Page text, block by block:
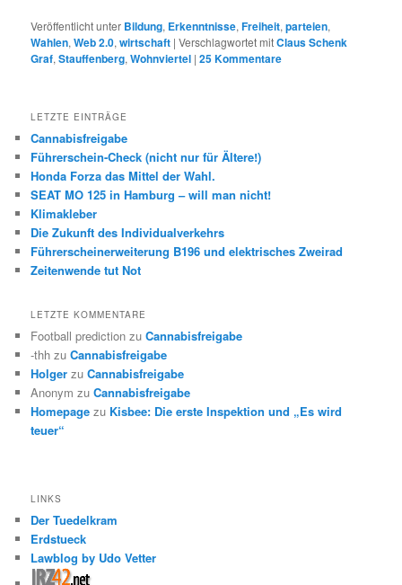
Veröffentlicht unter Bildung, Erkenntnisse,Freiheit,parteien,
Wahlen,Web 2.0,wirtschaft |Verschlagwortet mitClaus Schenk
Graf,Stauffenberg,Wohnviertel |25Kommentare
LETZTE EINTRÄGE
Cannabisfreigabe
Führerschein-Check (nicht nur für Ältere!)
Honda Forza das Mittel der Wahl.
SEAT MO 125 in Hamburg – will man nicht!
Klimakleber
Die Zukunft des Individualverkehrs
Führerscheinerweiterung B196 und elektrisches Zweirad
Zeitenwende tut Not
LETZTE KOMMENTARE
Football prediction zuCannabisfreigabe
-thh zuCannabisfreigabe
Holger zuCannabisfreigabe
Anonym zuCannabisfreigabe
Homepage zu Kisbee: Die erste Inspektion und „Es wird
teuer“
LINKS
Der Tuedelkram
Erdstueck
Lawblog by Udo Vetter